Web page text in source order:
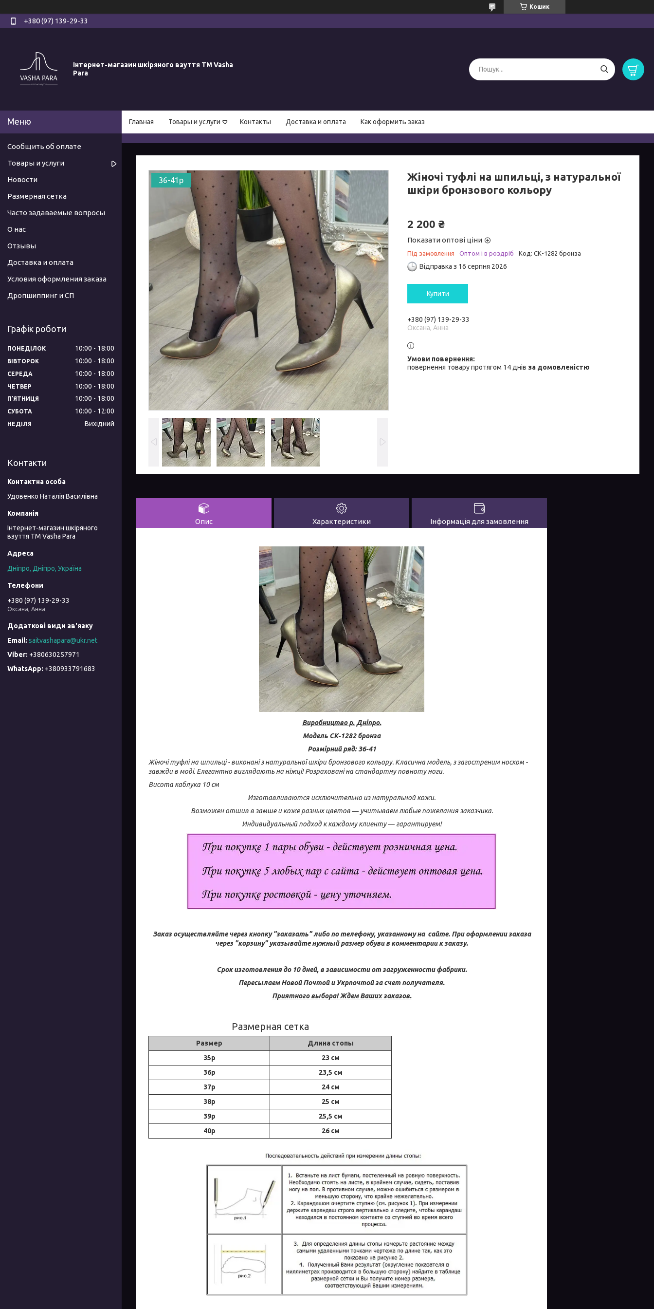
Кошик
+380 (97) 139-29-33
Інтернет-магазин шкіряного взуття ТМ Vasha
Para
Главная Товары и услуги Контакты Доставка и оплата Как оформить заказ
36-41р
Жіночі туфлі на шпильці, з натуральної
шкіри бронзового кольору
2 200 ₴
Показати оптові ціни
Під замовлення Оптом і в роздріб Код: СК-1282 бронза
Відправка з 16 серпня 2026
Купити
+380 (97) 139-29-33
Оксана, Анна
повернення товару протягом 14 днів за домовленістю
Опис Характеристики Інформація для замовлення
Виробництвор. Дніпро.
Модель СК-1282 бронза
Розмірний ряд: 36-41
Жіночі туфлі на шпильці - виконані з натуральної шкіри бронзового кольору. Класична модель, з загостреним носком -
завжди в моді. Елегантно виглядають на ніжці!Розраховані на стандартну повноту ноги.
Висота каблука 10 см
Изготавливаются исключительно из натуральной кожи.
Возможен отшив в замше и коже разных цветов ― учитываем любые пожелания заказчика.
Индивидуальный подход к каждому клиенту ― гарантируем!
Заказ осуществляйте через кнопку "заказать" либо по телефону, указанному на сайте. При оформлении заказа
через "корзину" указывайте нужный размер обуви в комментарии к заказу.
Срок изготовления до 10 дней, в зависимости от загруженности фабрики.
Пересылаем Новой Почтой и Укрпочтой за счет получателя.
Приятного выбора! Ждем Ваших заказов.
Размер Длина стопы
Размерная сетка
35р
23 см
36р
23,5 см
37р
24 см
38р
25 см
39р
25,5 см
40р
26 см
Сообщить об оплате
Товары и услуги
Новости
Размерная сетка
Часто задаваемые вопросы
О нас
Отзывы
Доставка и оплата
Условия оформления заказа
Дропшиппинг и СП
Графік роботи
ПОНЕДІЛОК 10:00 18:00
ВІВТОРОК 10:00 18:00
СЕРЕДА 10:00 18:00
ЧЕТВЕР 10:00 18:00
ПʼЯТНИЦЯ 10:00 18:00
СУБОТА 10:00 12:00
НЕДІЛЯ Вихідний
Контакти
Удовенко Наталія Василівна
Інтернет-магазин шкіряного
взуття ТМ Vasha Para
Дніпро, Дніпро, Україна
+380 (97) 139-29-33
Оксана, Анна
saitvashapara@ukr.net
+380630257971
+380933791683